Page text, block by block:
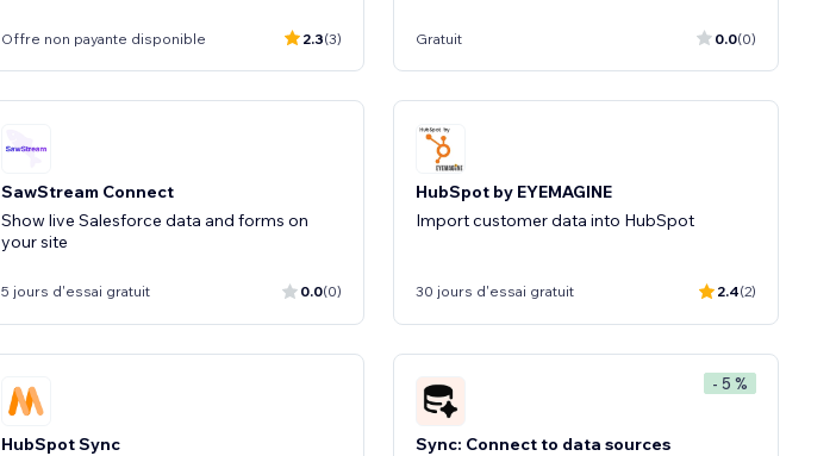
Offre non payante disponible 2.3(3) Gratuit 0.0(0)
SawStream Connect
Show live Salesforce data and forms on
your site
5 jours d'essai gratuit 0.0(0)
HubSpot by EYEMAGINE
Import customer data into HubSpot
30 jours d'essai gratuit 2.4(2)
HubSpot Sync
- 5 %
Sync: Connect to data sources